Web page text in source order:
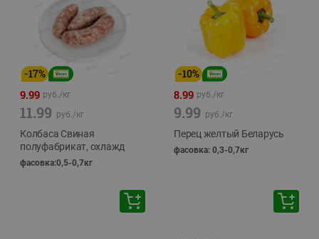
-17%
9.99 руб./кг
11.99 руб./кг
Колбаса Свиная
полуфабрикат, охлажд
фасовка:0,5-0,7кг
-10%
8.99 руб./кг
9.99 руб./кг
Перец желтый Беларусь
фасовка: 0,3-0,7кг